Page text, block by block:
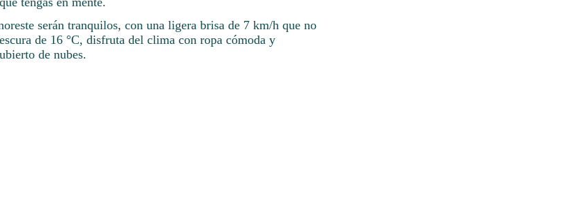
serán tranquilos, con una ligera brisa de 7 km/h que no
de 16 °C, disfruta del clima con ropa cómoda y
de nubes.